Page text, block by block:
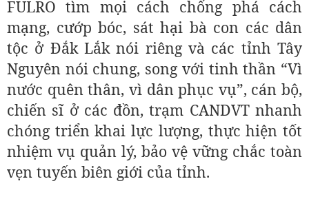
FULRO tìm mọi cách chống phá cách
mạng, cướp bóc, sát hại bà con các dân
tộc ở Đắk Lắk nói riêng và các tỉnh Tây
Nguyên nói chung, song với tinh thần “Vì
nước quên thân, vì dân phục vụ”, cán bộ,
chiến sĩ ở các đồn, trạm CANDVT nhanh
chóng triển khai lực lượng, thực hiện tốt
nhiệm vụ quản lý, bảo vệ vững chắc toàn
vẹn tuyến biên giới của tỉnh.